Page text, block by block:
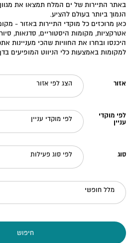
באתר התיירות של ים המלח תמצאו את
הנמוך ביותר בעולם להציע.
כאן מרוכזים כל מוקדי התיירות באזור -
אטרקציות, מקומות היסטוריים, סדנאות,
היכנסו ובחרו את החוויות שהכי מעניינות
למקומות באמצעות כלי הניווט המופיעים
אזור הצג לפי אזור
לפי מוקדי
עניין
לפי מוקדי עניין
סוג לפי סוג פעילות
מלל חופשי
חיפוש